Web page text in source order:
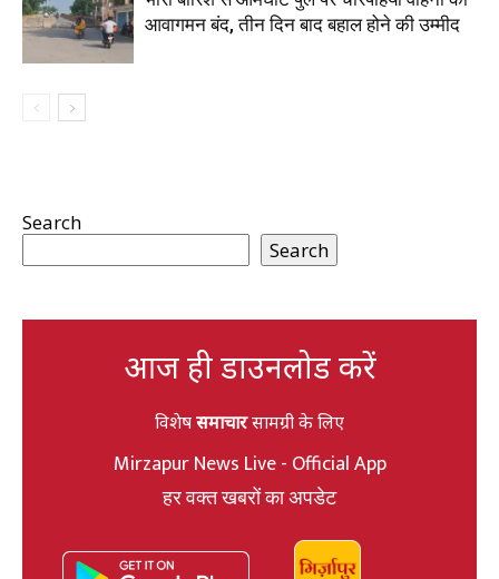
आवागमन बंद, तीन दिन बाद बहाल होने की उम्मीद
Search
Search
आज ही डाउनलोड करें
विशेषसमाचारसामग्री के लिए
Mirzapur News Live - Official App
हर वक्त खबरों का अपडेट